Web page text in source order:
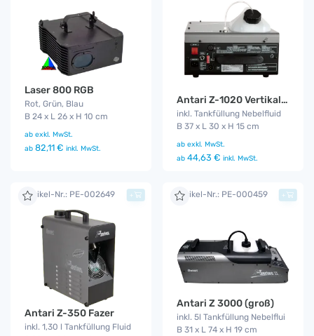
Laser 800 RGB
Rot, Grün, Blau
B 24 x L 26 x H 10 cm
ab exkl. MwSt.
ab 82,11 € inkl. MwSt.
Antari Z-1020 Vertikal Fog Jet
inkl. Tankfüllung Nebelfluid
B 37 x L 30 x H 15 cm
ab exkl. MwSt.
ab 44,63 € inkl. MwSt.
Artikel-Nr.: PE-002649
Antari Z-350 Fazer
inkl. 1,30 l Tankfüllung Fluid
+ Artikel-Nr.: PE-000459
Antari Z 3000 (groß)
inkl. 5l Tankfüllung Nebelflui
B 31 x L 74 x H 19 cm
+